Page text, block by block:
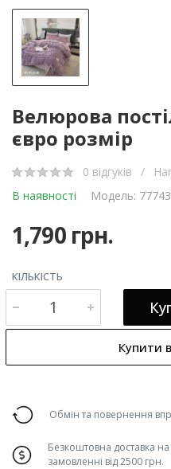
Велюрова
євро розмір
0 відгуків /
В наявності
Модель: 77743
1,790 грн.
КІЛЬКІСТЬ
Купити
Обмін та повернення
Безкоштовна доставка
замовленні від 2500 грн.